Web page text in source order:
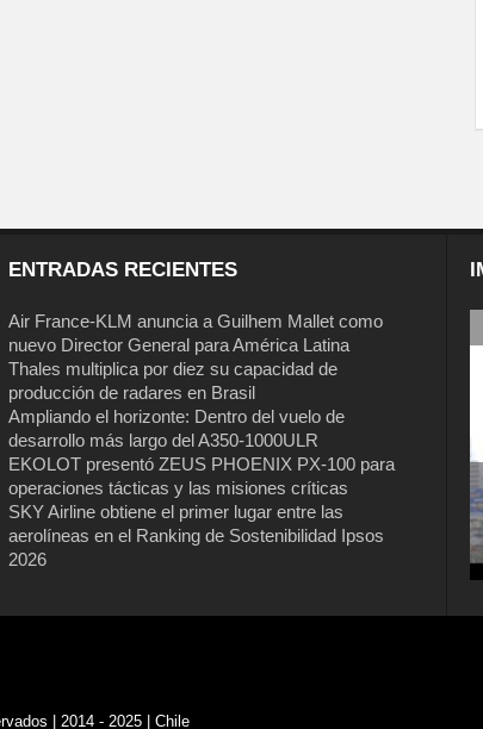
ENTRADAS RECIENTES
Air France-KLM anuncia a Guilhem Mallet como
nuevo Director General para América Latina
Thales multiplica por diez su capacidad de
producción de radares en Brasil
Ampliando el horizonte: Dentro del vuelo de
desarrollo más largo del A350-1000ULR
EKOLOT presentó ZEUS PHOENIX PX-100 para
operaciones tácticas y las misiones críticas
SKY Airline obtiene el primer lugar entre las
aerolíneas en el Ranking de Sostenibilidad Ipsos
2026
| 2014 - 2025 | Chile